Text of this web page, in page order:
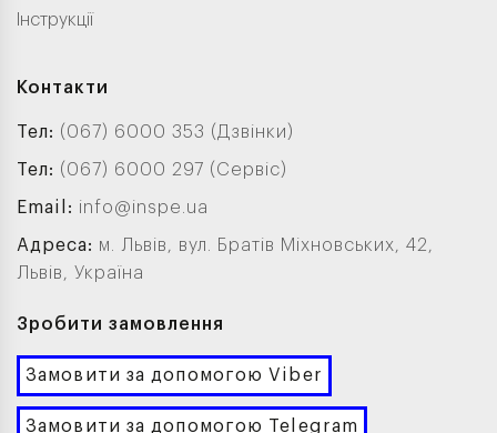
Інструкції
Контакти
Тел: (067) 6000 353 (Дзвінки)
Тел: (067) 6000 297 (Сервіс)
Email: info@inspe.ua
Адреса: м. Львів, вул. Братів Міхновських, 42,
Львів, Україна
Зробити замовлення
Замовити за допомогою Viber
Замовити за допомогою Telegram